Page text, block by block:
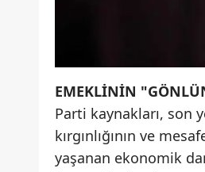
EMEKLİNİN
Parti kaynakları, son
kırgınlığının ve
yaşanan ekonomik